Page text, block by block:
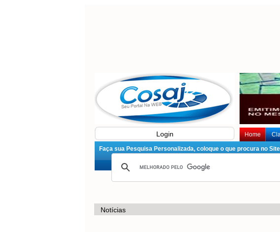
Login Home
Faça sua Pesquisa Personalizada, coloque o que procura no
Notícias